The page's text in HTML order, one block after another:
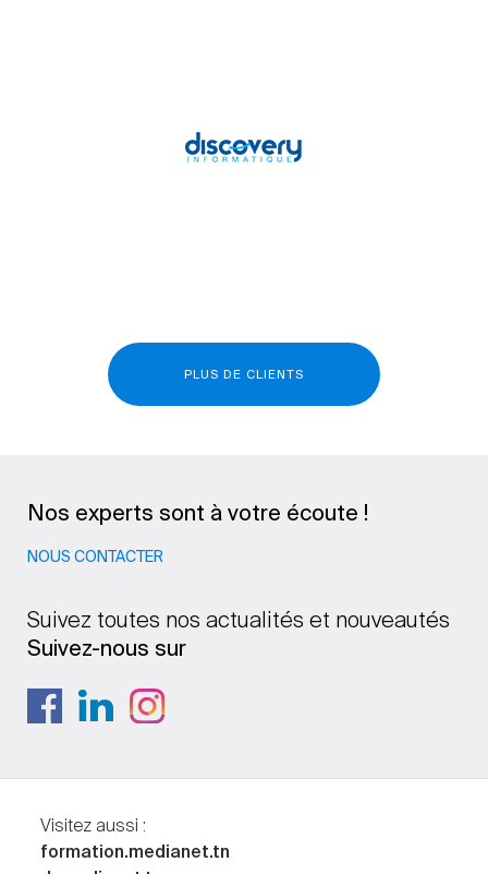
PLUS DE CLIENTS
Nos experts sont à votre écoute !
NOUS CONTACTER
Suivez toutes nos actualités et nouveautés
Suivez-nous sur
Visitez aussi :
formation.medianet.tn